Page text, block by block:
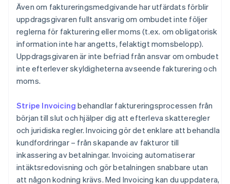
Även om faktureringsmedgivande har utfärdats förblir
uppdragsgivaren fullt ansvarig om ombudet inte följer
reglerna för fakturering eller moms (t.ex. om obligatorisk
information inte har angetts, felaktigt momsbelopp).
Uppdragsgivaren är inte befriad från ansvar om ombudet
inte efterlever skyldigheterna avseende fakturering och
moms.
Stripe Invoicing behandlar faktureringsprocessen från
början till slut och hjälper dig att efterleva skatteregler
och juridiska regler. Invoicing gör det enklare att behandla
kundfordringar – från skapande av fakturor till
inkassering av betalningar. Invoicing automatiserar
intäktsredovisning och gör betalningen snabbare utan
att någon kodning krävs. Med Invoicing kan du uppdatera,